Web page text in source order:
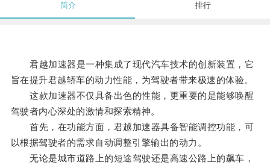
简介 排行
君越加速器是一种集成了现代汽车技术的创新装置，它
旨在提升君越轿车的动力性能，为驾驶者带来极速的体验。
这款加速器不仅具备出色的性能，更重要的是能够唤醒
驾驶者内心深处的激情和探索精神。
首先，在功能方面，君越加速器具备智能调控功能，可
以根据驾驶者的需求自动调整引擎输出的动力。
无论是城市道路上的短途驾驶还是高速公路上的飙车，